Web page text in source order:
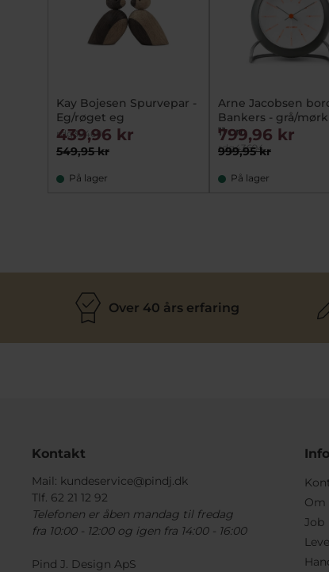
Kay Bojesen Spurvepar -
Eg/røget eg
rdg39460
549,95 kr
439,96 kr
På lager
Arne Jacobsen
Bankers - grå/
11 cm
rdg43694
999,95 kr
799,96 kr
På lager
Over 40 års erfaring
Kontakt
Mail: kundeservice@pindj.dk
Tlf. 62 21 12 92
Telefonen er åben mandag til fredag
fra 10:00 - 12:00 og igen fra 14:00 - 16:00
Pind J. Design ApS
Om
Job